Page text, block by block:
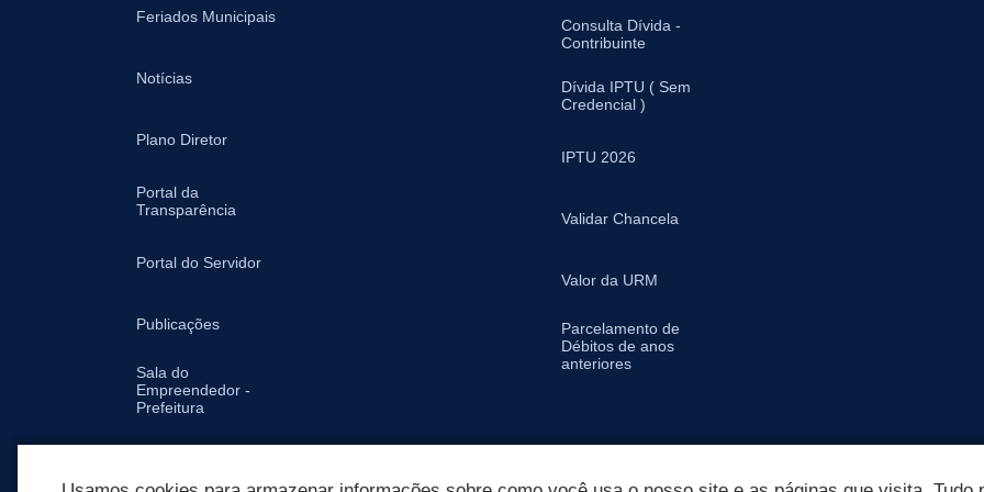
Feriados Municipais
Notícias
Plano Diretor
Portal da
Transparência
Portal do Servidor
Publicações
Sala do
Empreendedor -
Prefeitura
Consulta Dívida -
Contribuinte
Dívida IPTU ( Sem
Credencial )
IPTU 2026
Validar Chancela
Valor da URM
Parcelamento de
Débitos de anos
anteriores